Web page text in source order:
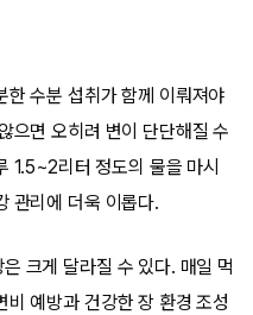
한 수분 섭취가 함께 이뤄져야
으면 오히려 변이 단단해질 수
1.5~2리터 정도의 물을 마시
관리에 더욱 이롭다.
크게 달라질 수 있다. 매일 먹
예방과 건강한 장 환경 조성